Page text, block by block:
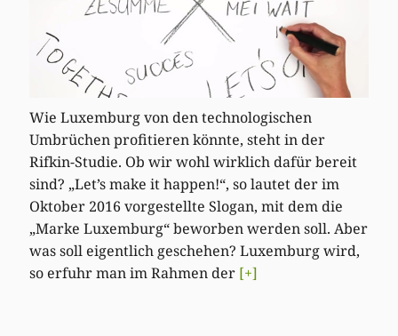
Wie Luxemburg von den technologischen
Umbrüchen profitieren könnte, steht in der
Rifkin-Studie. Ob wir wohl wirklich dafür bereit
sind? „Let’s make it happen!“, so lautet der im
Oktober 2016 vorgestellte Slogan, mit dem die
„Marke Luxemburg“ beworben werden soll. Aber
was soll eigentlich geschehen? Luxemburg wird,
so erfuhr man im Rahmen der [+]